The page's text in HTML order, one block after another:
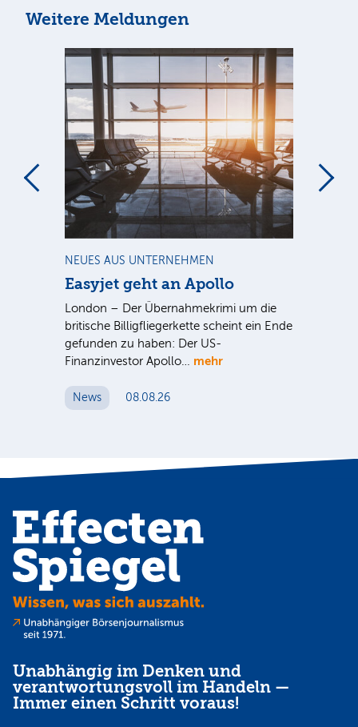
Weitere Meldungen
NEUES AUS UNTERNEHMEN
Easyjet geht an Apollo
London – Der Übernahmekrimi um die
britische Billigfliegerkette scheint ein Ende
gefunden zu haben: Der US-
Finanzinvestor Apollo… mehr
News 08.08.26
Unabhängig im Denken und
verantwortungsvoll im Handeln —
Immer einen Schritt voraus!